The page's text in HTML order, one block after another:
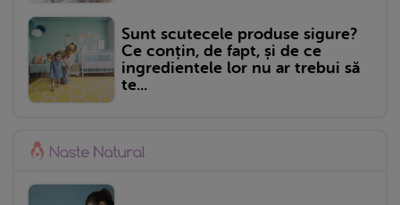
Sunt scutecele produse sigure?
Ce conțin, de fapt, și de ce
ingredientele lor nu ar trebui să
te...